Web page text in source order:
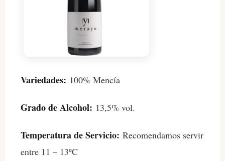
Variedades: 100% Mencía
Grado de Alcohol: 13,5% vol.
Temperatura de Servicio: Recomendamos servir
entre 11 – 13ºC